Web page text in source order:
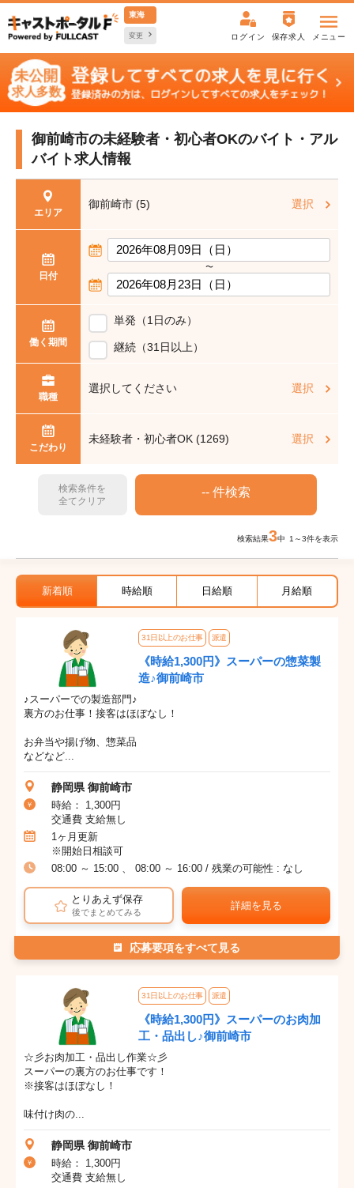
東海
変更 ログイン 保存求人 メニュー
御前崎市の未経験者・初心者OKのバイト・アル
バイト求人情報
エリア
御前崎市 (5) 選択
日付
〜
働く期間
単発（1日のみ）
継続（31日以上）
職種
選択してください 選択
こだわり
未経験者・初心者OK (1269) 選択
検索条件を
全てクリア
検索結果3中 1～3件を表示
新着順 時給順 日給順 月給順
31日以上のお仕事 派遣
《時給1,300円》スーパーの惣菜製
造♪御前崎市
♪スーパーでの製造部門♪
裏方のお仕事！接客はほぼなし！
お弁当や揚げ物、惣菜品
などなど...
静岡県 御前崎市
時給： 1,300円
交通費 支給無し
1ヶ月更新
※開始日相談可
08:00 ～ 15:00 、 08:00 ～ 16:00 / 残業の可能性 : なし
とりあえず保存
後でまとめてみる
詳細を見る
応募要項をすべて見る
31日以上のお仕事 派遣
《時給1,300円》スーパーのお肉加
工・品出し♪御前崎市
☆彡お肉加工・品出し作業☆彡
スーパーの裏方のお仕事です！
※接客はほぼなし！
味付け肉の...
静岡県 御前崎市
時給： 1,300円
交通費 支給無し